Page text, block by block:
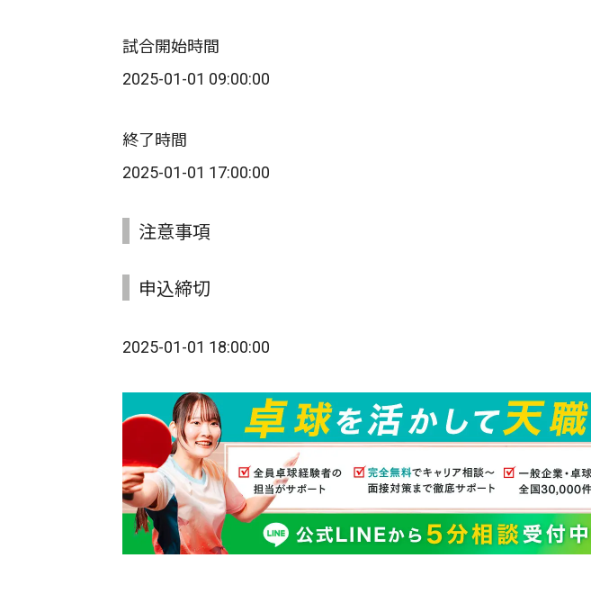
試合開始時間
2025-01-01 09:00:00
終了時間
2025-01-01 17:00:00
注意事項
申込締切
2025-01-01 18:00:00